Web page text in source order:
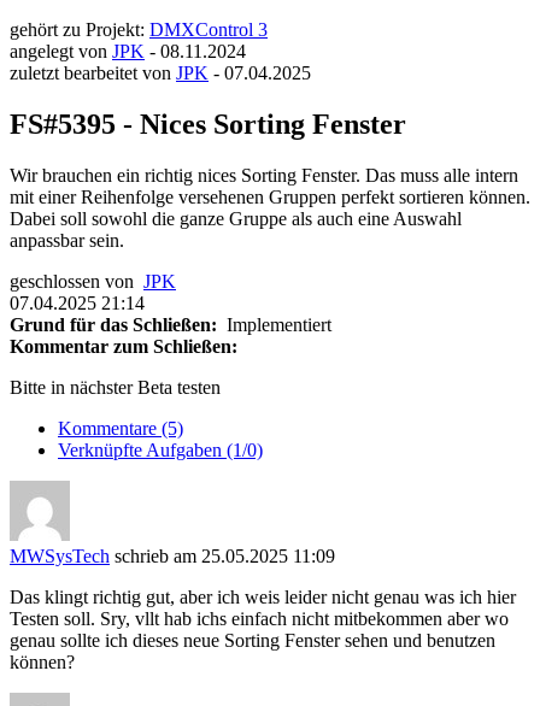
gehört zu Projekt: DMXControl 3
angelegt von JPK - 08.11.2024
zuletzt bearbeitet von JPK - 07.04.2025
FS#5395 - Nices Sorting Fenster
Wir brauchen ein richtig nices Sorting Fenster. Das muss alle intern
mit einer Reihenfolge versehenen Gruppen perfekt sortieren können.
Dabei soll sowohl die ganze Gruppe als auch eine Auswahl
anpassbar sein.
geschlossen von JPK
07.04.2025 21:14
Grund für das Schließen: Implementiert
Kommentar zum Schließen:
Bitte in nächster Beta testen
Kommentare (5)
Verknüpfte Aufgaben (1/0)
MWSysTech schrieb am 25.05.2025 11:09
Das klingt richtig gut, aber ich weis leider nicht genau was ich hier
Testen soll. Sry, vllt hab ichs einfach nicht mitbekommen aber wo
genau sollte ich dieses neue Sorting Fenster sehen und benutzen
können?